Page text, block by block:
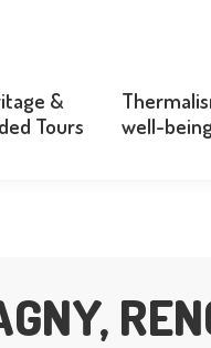
&
Tours
well-being